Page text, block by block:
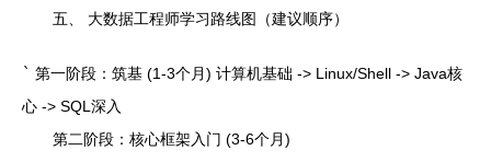
五、 大数据工程师学习路线图（建议顺序）
` 第一阶段：筑基 (1-3个月) 计算机基础 -> Linux/Shell -> Java核
心 -> SQL深入
第二阶段：核心框架入门 (3-6个月)